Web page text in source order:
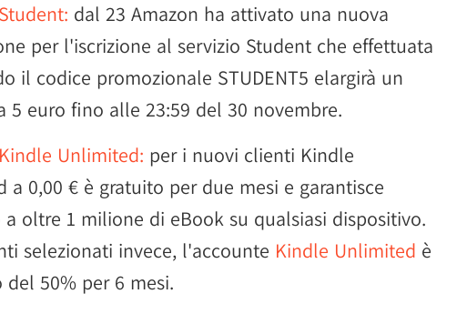
dal 23 Amazon ha attivato una nuova
per l'iscrizione al servizio Student che effettuata
il codice promozionale STUDENT5 elargirà un
5 euro fino alle 23:59 del 30 novembre.
Unlimited: per i nuovi clienti Kindle
a 0,00 € è gratuito per due mesi e garantisce
a oltre 1 milione di eBook su qualsiasi dispositivo.
selezionati invece, l'accounte Kindle Unlimited è
del 50% per 6 mesi.